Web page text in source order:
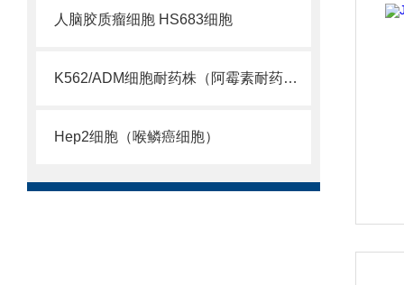
人脑胶质瘤细胞 HS683细胞
K562/ADM细胞耐药株（阿霉素耐药株供应）
Hep2细胞（喉鳞癌细胞）